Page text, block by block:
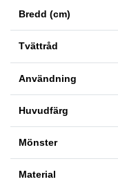
Bredd (cm)
Tvättråd
Användning
Huvudfärg
Mönster
Material